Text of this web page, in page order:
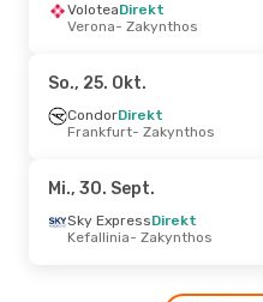
Mo., 28. Sept.- Mi., 7. Okt.
Jet2.ComDirekt
Zakynthos- London
Aegean Airlines
Athen - Zakynthos
Aegean AirlinesDirekt
Zakynthos - Athen
- So., 13.
VoloteaDirekt
Verona- Zakynthos
So., 25. Okt.
CondorDirekt
Frankfurt- Zakynthos
Mi., 30. Sept.
Sky ExpressDirekt
Kefallinia- Zakynthos